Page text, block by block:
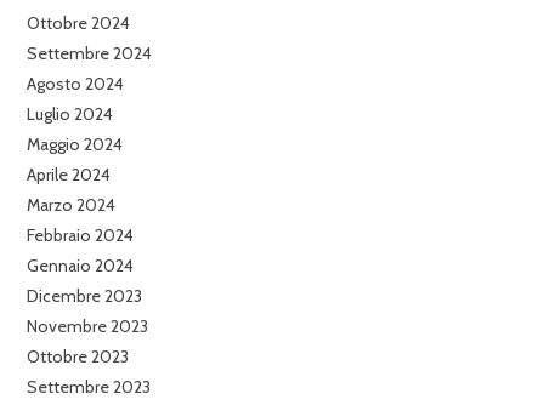
Ottobre 2024
Settembre 2024
Agosto 2024
Luglio 2024
Maggio 2024
Aprile 2024
Marzo 2024
Febbraio 2024
Gennaio 2024
Dicembre 2023
Novembre 2023
Ottobre 2023
Settembre 2023